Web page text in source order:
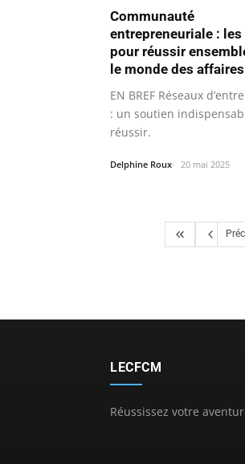
Communauté
entrepreneuriale : les
pour réussir
le monde des affaires
EN BREF Réseaux
: un soutien
réussir.
Delphine Roux 20 mai 2025
LECFCM
Réussissez votre